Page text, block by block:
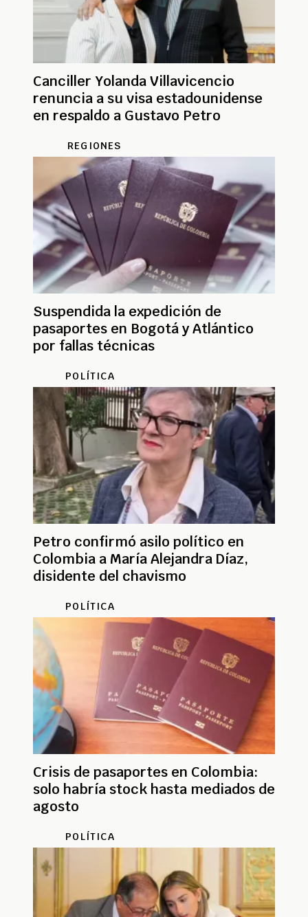
Canciller Yolanda Villavicencio
renuncia a su visa estadounidense
en respaldo a Gustavo Petro
REGIONES
Suspendida la expedición de
pasaportes en Bogotá y Atlántico
por fallas técnicas
POLÍTICA
Petro confirmó asilo político en
Colombia a María Alejandra Díaz,
disidente del chavismo
POLÍTICA
Crisis de pasaportes en Colombia:
solo habría stock hasta mediados de
agosto
POLÍTICA